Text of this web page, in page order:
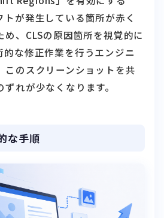
、CLSの原因箇所を視覚的に
的な修正作業を行うエンジニ
このスクリーンショットを共
れが少なくなります。